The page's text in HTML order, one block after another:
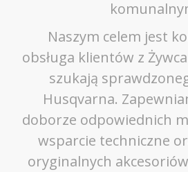
Naszym celem jest
obsługa klientów z
szukają
Husqvarna.
doborze odpowiednich
wsparcie techniczne
oryginalnych